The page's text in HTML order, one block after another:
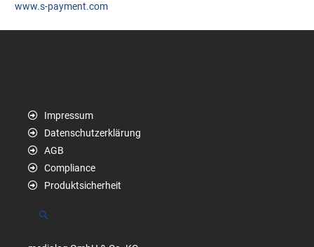
www.s-payment.com
Impressum
Datenschutzerklärung
AGB
Compliance
Produktsicherheit
Suchen